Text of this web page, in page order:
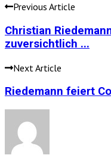
Previous Article
Christian
zuversichtlich ...
Next Article
Riedemann feiert